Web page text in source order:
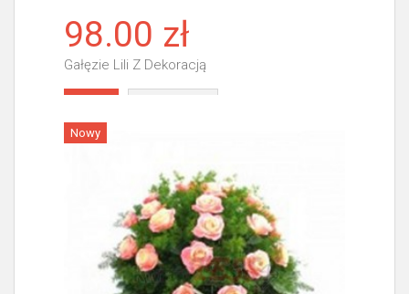
98.00 zł
Gałęzie Lili Z Dekoracją
Nowy